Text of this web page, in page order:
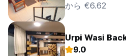
から €6.62
Urpi Wasi
9.0